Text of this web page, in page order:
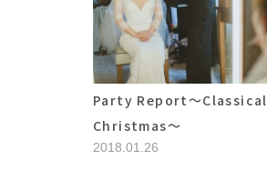
Party Report～Classical
Christmas～
2018.01.26